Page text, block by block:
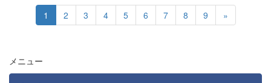
1 2 3 4 5 6 7 8 9 »
メニュー